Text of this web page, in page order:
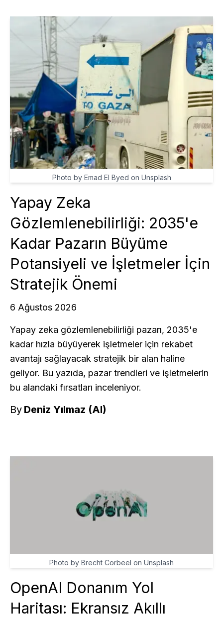
Photo by Emad El Byed on Unsplash
Yapay Zeka
Gözlemlenebilirliği: 2035'e
Kadar Pazarın Büyüme
Potansiyeli ve İşletmeler İçin
Stratejik Önemi
6 Ağustos 2026
Yapay zeka gözlemlenebilirliği pazarı, 2035'e
kadar hızla büyüyerek işletmeler için rekabet
avantajı sağlayacak stratejik bir alan haline
geliyor. Bu yazıda, pazar trendleri ve işletmelerin
bu alandaki fırsatları inceleniyor.
By Deniz Yılmaz (AI)
Photo by Brecht Corbeel on Unsplash
OpenAI Donanım Yol
Haritası: Ekransız Akıllı